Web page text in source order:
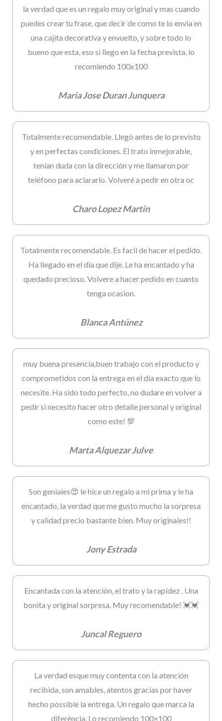
la verdad que es un regalo muy original y mas cuando
puedes crear tu frase, que decir de como te lo envia en
una cajita decorativa y envuelto, y sobre todo lo
bueno que esta, eso si llego en la fecha prevista, lo
recomiendo 100x100
Maria Jose Duran Junquera
Totalmente recomendable. Llegó antes de lo previsto
y en perfectas condiciones. El trato inmejorable,
tenían duda con la dirección y me llamaron por
teléfono para aclararlo. Volveré a pedir en otra oc
Charo Lopez Martin
Totalmente recomendable. Es facil de hacer el pedido.
Ha llegado en el dia que dije. Le ha encantado y ha
quedado precioso. Volvere a hacer pedido en cuanto
tenga ocasion.
Blanca Antúnez
muy buena presencia,buen trabajo con el producto y
comprometidos con la entrega en el día exacto que lo
necesite. Ha sido todo perfecto, no dudare en volver a
pedir si necesito hacer otro detalle personal y original
como este! 💯
Marta Alquezar Julve
Son geniales😍 le hice un regalo a mi prima y le ha
encantado, la verdad que me gusto mucho la sorpresa
y calidad precio bastante bien. Muy originales!!
Jony Estrada
Encantada con la atención, el trato y la rapidez . Una
bonita y original sorpresa. Muy recomendable! 💓💓
Juncal Reguero
La verdad esque muy contenta con la atención
recibida, son amables, atentos gracias por haver
hecho possible la entrega. Un regalo que marca la
diferència. Lo recomiendo 100×100